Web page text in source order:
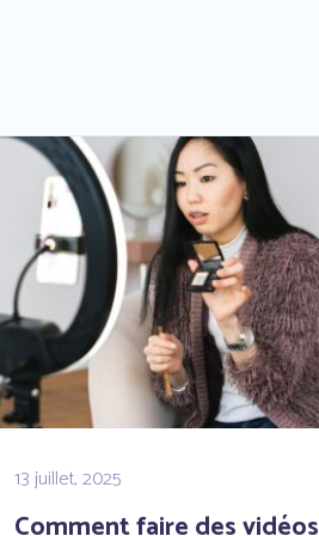
13 juillet, 2025